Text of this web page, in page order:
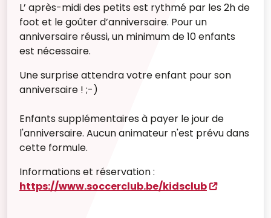
L’ après-midi des petits est rythmé par les 2h de
foot et le goûter d’anniversaire. Pour un
anniversaire réussi, un minimum de 10 enfants
est nécessaire.
Une surprise attendra votre enfant pour son
anniversaire ! ;-)
Enfants supplémentaires à payer le jour de
l'anniversaire. Aucun animateur n'est prévu dans
cette formule.
Informations et réservation :
https://www.soccerclub.be/kidsclub